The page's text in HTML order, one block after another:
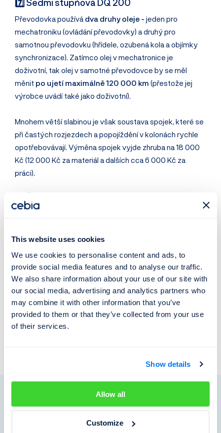
This website uses cookies
We use cookies to personalise content and ads, to
provide social media features and to analyse our traffic.
We also share information about your use of our site with
our social media, advertising and analytics partners who
may combine it with other information that you’ve
provided to them or that they’ve collected from your use
of their services.
Show details
Allow all
Customize
7️⃣ Sedmi stupňová DQ 200
Převodovka používá dva druhy oleje - jeden pro
mechatroniku (ovládání převodovky) a druhý pro
samotnou převodovku (hřídele, ozubená kola a objímky
synchronizace). Zatímco olej v mechatronice je
doživotní, tak olej v samotné převodovce by se měl
měnit po ujetí maximálně 120 000 km (přestože jej
výrobce uvádí také jako doživotní).
Mnohem větší slabinou je však soustava spojek, které se
při častých rozjezdech a popojíždění v kolonách rychle
opotřebovávají. Výměna spojek vyjde zhruba na 18 000
Kč (12 000 Kč za materiál a dalších cca 6 000 Kč za
práci).
spojku i mechatroniku. Z toho důvodu je interval výměny
kratší a to60 000 Km.
Pravidelná výměna oleje je přitom velmi důležitá, protože
znehodnocený nebo přesluhující olej může způsovit
spálení spojek a jejich nákladnou výměnu.
Obecně však technika převodovek DSG platí za odolnou.
EGR ventil - K čemu slouží a proč
často zlobí?
Přečíst